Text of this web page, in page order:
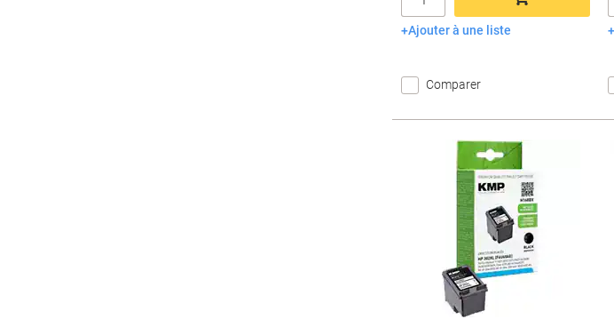
Ajouter au panier
Ajouter à une liste
Comparer